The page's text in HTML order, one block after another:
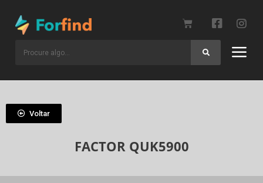
Voltar
FACTOR QUK5900